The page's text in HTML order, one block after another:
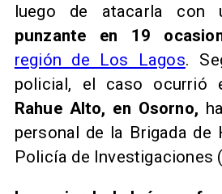
luego de atacarla con
punzante
en 19
región de Los Lagos.
policial, el caso ocurrió
Rahue Alto, en Osorno,
personal de la Brigada de
Policía de Investigaciones